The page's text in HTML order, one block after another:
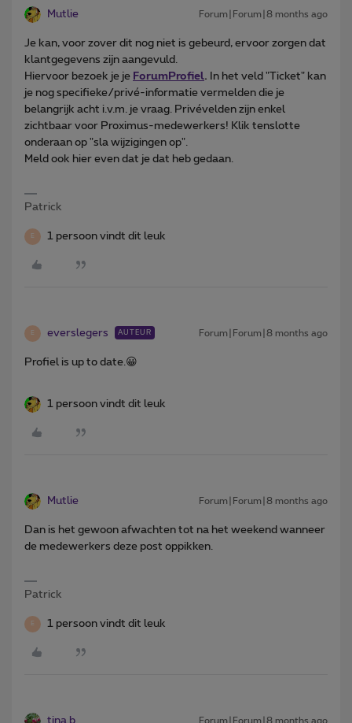
Mutlie Forum|Forum|8 months ago
Je kan, voor zover dit nog niet is gebeurd, ervoor zorgen dat
klantgegevens zijn aangevuld.
Hiervoor bezoek je je ForumProfiel. In het veld "Ticket" kan
je nog specifieke/privé-informatie vermelden die je
belangrijk acht i.v.m. je vraag. Privévelden zijn enkel
zichtbaar voor Proximus-medewerkers! Klik tenslotte
onderaan op "sla wijzigingen op".
Meld ook hier even dat je dat heb gedaan.
Patrick
E 1 persoon vindt dit leuk
E everslegers AUTEUR Forum|Forum|8 months ago
Profiel is up to date.😀
1 persoon vindt dit leuk
Mutlie Forum|Forum|8 months ago
Dan is het gewoon afwachten tot na het weekend wanneer
de medewerkers deze post oppikken.
Patrick
E 1 persoon vindt dit leuk
tina.b Forum|Forum|8 months ago